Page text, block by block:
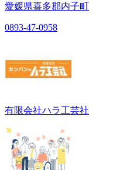
愛媛県喜多郡内子町
0893-47-0958
有限会社ハラ工芸社